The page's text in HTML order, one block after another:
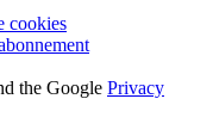
cookies
the Google Privacy